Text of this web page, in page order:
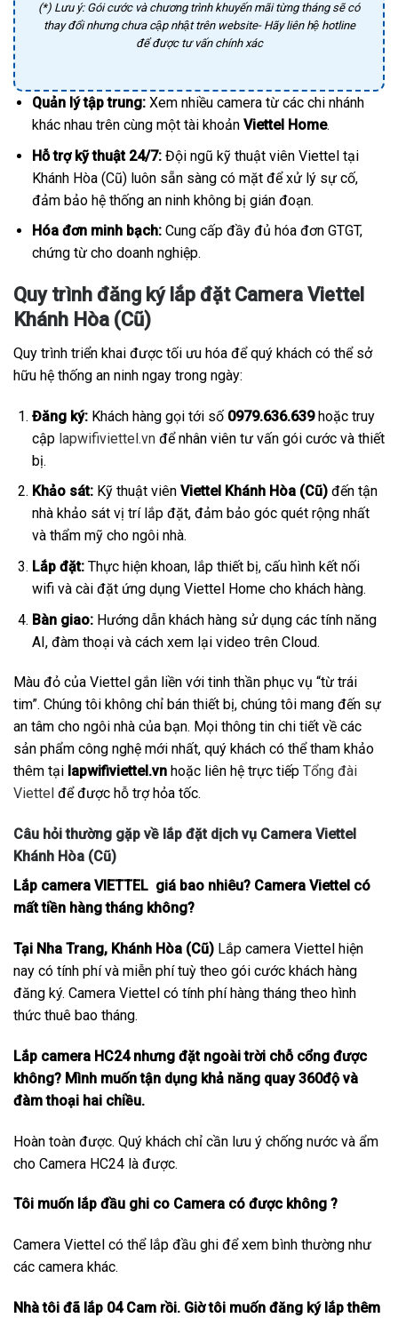
(*) Lưu ý: Gói cước và chương trình khuyến mãi từng tháng sẽ có
thay đổi nhưng chưa cập nhật trên website- Hãy liên hệ hotline
để được tư vấn chính xác
Quản lý tập trung:Xem nhiều camera từ các chi nhánh
khác nhau trên cùng một tài khoản Viettel Home.
Hỗ trợ kỹ thuật 24/7:Đội ngũ kỹ thuật viên Viettel tại
Khánh Hòa (Cũ) luôn sẵn sàng có mặt để xử lý sự cố,
đảm bảo hệ thống an ninh không bị gián đoạn.
Hóa đơn minh bạch:Cung cấp đầy đủ hóa đơn GTGT,
chứng từ cho doanh nghiệp.
Quy trình đăng ký lắp đặt Camera Viettel
Khánh Hòa (Cũ)
Quy trình triển khai được tối ưu hóa để quý khách có thể sở
hữu hệ thống an ninh ngay trong ngày:
Đăng ký:Khách hàng gọi tới số 0979.636.639hoặc truy
cập lapwifiviettel.vnđể nhân viên tư vấn gói cước và thiết
bị.
Khảo sát:Kỹ thuật viên Viettel Khánh Hòa (Cũ)đến tận
nhà khảo sát vị trí lắp đặt, đảm bảo góc quét rộng nhất
và thẩm mỹ cho ngôi nhà.
Lắp đặt:Thực hiện khoan, lắp thiết bị, cấu hình kết nối
wifi và cài đặt ứng dụng Viettel Home cho khách hàng.
Bàn giao:Hướng dẫn khách hàng sử dụng các tính năng
AI, đàm thoại và cách xem lại video trên Cloud.
Màu đỏ của Viettel gắn liền với tinh thần phục vụ “từ trái
tim”. Chúng tôi không chỉ bán thiết bị, chúng tôi mang đến sự
an tâm cho ngôi nhà của bạn. Mọi thông tin chi tiết về các
sản phẩm công nghệ mới nhất, quý khách có thể tham khảo
thêm tại lapwifiviettel.vn hoặc liên hệ trực tiếp Tổng đài
Viettel để được hỗ trợ hỏa tốc.
Câu hỏi thường gặp về lắp đặt dịch vụ Camera Viettel
Khánh Hòa (Cũ)
Lắp camera VIETTEL giá bao nhiêu? Camera Viettel có
mất tiền hàng tháng không?
Tại Nha Trang, Khánh Hòa (Cũ) Lắp camera Viettel hiện
nay có tính phí và miễn phí tuỳ theo gói cước khách hàng
đăng ký. Camera Viettel có tính phí hàng tháng theo hình
thức thuê bao tháng.
Lắp camera HC24 nhưng đặt ngoài trời chỗ cổng được
không? Mình muốn tận dụng khả năng quay 360độ và
đàm thoại hai chiều.
Hoàn toàn được. Quý khách chỉ cần lưu ý chống nước và ẩm
cho Camera HC24 là được.
Tôi muốn lắp đầu ghi co Camera có được không ?
Camera Viettel có thể lắp đầu ghi để xem bình thường như
các camera khác.
Nhà tôi đã lắp 04 Cam rồi. Giờ tôi muốn đăng ký lắp thêm